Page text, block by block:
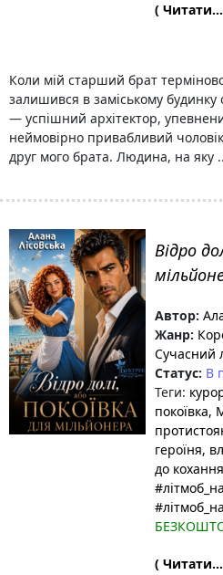
(
Коли мій старший брат
залишився в заміському
— успішний архітектор,
неймовірно привабливий
друг мого брата. Людина, на яку
Відро
Автор:
Жанр:
Сучасний
Статус: В
Теги:
покоївка,
героїня,
до кохання
(